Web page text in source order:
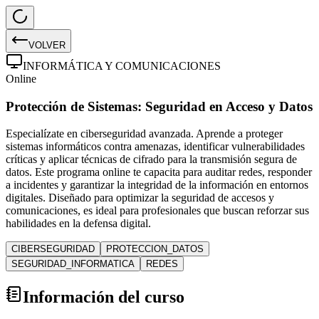
VOLVER
INFORMÁTICA Y COMUNICACIONES
Online
Protección de Sistemas: Seguridad en Acceso y Datos
Especialízate en ciberseguridad avanzada. Aprende a proteger
sistemas informáticos contra amenazas, identificar vulnerabilidades
críticas y aplicar técnicas de cifrado para la transmisión segura de
datos. Este programa online te capacita para auditar redes, responder
a incidentes y garantizar la integridad de la información en entornos
digitales. Diseñado para optimizar la seguridad de accesos y
comunicaciones, es ideal para profesionales que buscan reforzar sus
habilidades en la defensa digital.
CIBERSEGURIDAD
PROTECCION_DATOS
SEGURIDAD_INFORMATICA
REDES
Información del curso